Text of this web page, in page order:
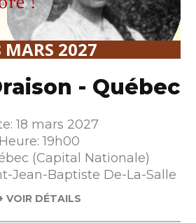
MARS 2027
- Québec
18 mars 2027
Heure: 19h00
(Capital Nationale)
Jean-Baptiste De-La-Salle
VOIR DÉTAILS